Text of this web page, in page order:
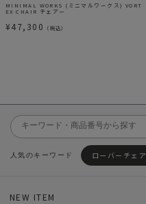
MINIMAL WORKS (ミニマルワークス) VORT
EX CHAIR チェアー
¥47,300 （税込）
ローバーチェア
NEW ITEM